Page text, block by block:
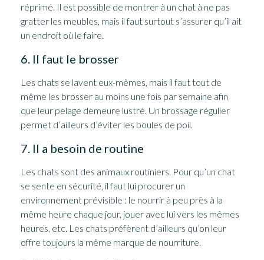
réprimé. Il est possible de montrer à un chat à ne pas
gratter les meubles, mais il faut surtout s’assurer qu’il ait
un endroit où le faire.
6. Il faut le brosser
Les chats se lavent eux-mêmes, mais il faut tout de
même les brosser au moins une fois par semaine afin
que leur pelage demeure lustré. Un brossage régulier
permet d’ailleurs d’éviter les boules de poil.
7. Il a besoin de routine
Les chats sont des animaux routiniers. Pour qu’un chat
se sente en sécurité, il faut lui procurer un
environnement prévisible : le nourrir à peu près à la
même heure chaque jour, jouer avec lui vers les mêmes
heures, etc. Les chats préfèrent d’ailleurs qu’on leur
offre toujours la même marque de nourriture.